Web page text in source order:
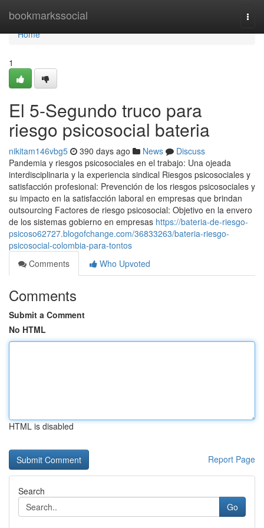
bookmarkssocial
Home
Home
1
El 5-Segundo truco para
riesgo psicosocial bateria
nikitam146vbg5 390 days ago News
Discuss
Pandemia y riesgos psicosociales en el trabajo: Una ojeada
interdisciplinaria y la experiencia sindical Riesgos psicosociales y
satisfacción profesional: Prevención de los riesgos psicosociales y
su impacto en la satisfacción laboral en empresas que brindan
outsourcing Factores de riesgo psicosocial: Objetivo en la envero
de los sistemas gobierno en empresas https://bateria-de-riesgo-
psicoso62727.blogofchange.com/36833263/bateria-riesgo-
psicosocial-colombia-para-tontos
Comments
Who Upvoted
Comments
Submit a Comment
No HTML
HTML is disabled
Report Page
Search
Go